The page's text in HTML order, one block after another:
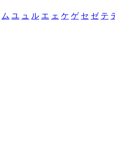
ム ユ ュ ル エ ェ ケ ゲ セ ゼ テ